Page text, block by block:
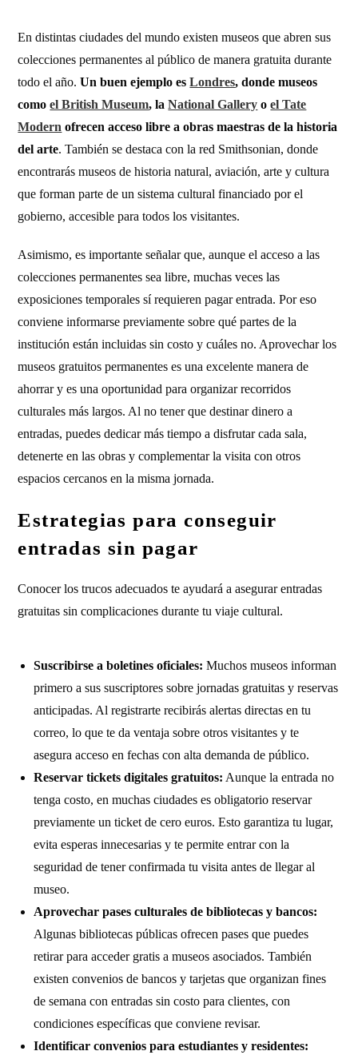
En distintas ciudades del mundo existen museos que abren sus
colecciones permanentes al público de manera gratuita durante
todo el año.Un buen ejemplo esLondres, donde museos
comoel British Museum, laNational Gallery oel Tate
Modern ofrecen acceso libre a obras maestras de la historia
del arte. También se destaca con la red Smithsonian, donde
encontrarás museos de historia natural, aviación, arte y cultura
que forman parte de un sistema cultural financiado por el
gobierno, accesible para todos los visitantes.
Asimismo, es importante señalar que, aunque el acceso a las
colecciones permanentes sea libre, muchas veces las
exposiciones temporales sí requieren pagar entrada. Por eso
conviene informarse previamente sobre qué partes de la
institución están incluidas sin costo y cuáles no. Aprovechar los
museos gratuitos permanentes es una excelente manera de
ahorrar y es una oportunidad para organizar recorridos
culturales más largos. Al no tener que destinar dinero a
entradas, puedes dedicar más tiempo a disfrutar cada sala,
detenerte en las obras y complementar la visita con otros
espacios cercanos en la misma jornada.
Estrategias para conseguir
entradas sin pagar
Conocer los trucos adecuados te ayudará a asegurar entradas
gratuitas sin complicaciones durante tu viaje cultural.
Suscribirse a boletines oficiales: Muchos museos informan
primero a sus suscriptores sobre jornadas gratuitas y reservas
anticipadas. Al registrarte recibirás alertas directas en tu
correo, lo que te da ventaja sobre otros visitantes y te
asegura acceso en fechas con alta demanda de público.
Reservar tickets digitales gratuitos: Aunque la entrada no
tenga costo, en muchas ciudades es obligatorio reservar
previamente un ticket de cero euros. Esto garantiza tu lugar,
evita esperas innecesarias y te permite entrar con la
seguridad de tener confirmada tu visita antes de llegar al
museo.
Aprovechar pases culturales de bibliotecas y bancos:
Algunas bibliotecas públicas ofrecen pases que puedes
retirar para acceder gratis a museos asociados. También
existen convenios de bancos y tarjetas que organizan fines
de semana con entradas sin costo para clientes, con
condiciones específicas que conviene revisar.
Identificar convenios para estudiantes y residentes: